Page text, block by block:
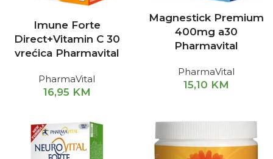
Imune Forte
Direct+Vitamin C 30
vrećica Pharmavital
PharmaVital
16,95 KM
Magnestick Premium
400mg a30
Pharmavital
PharmaVital
15,10 KM